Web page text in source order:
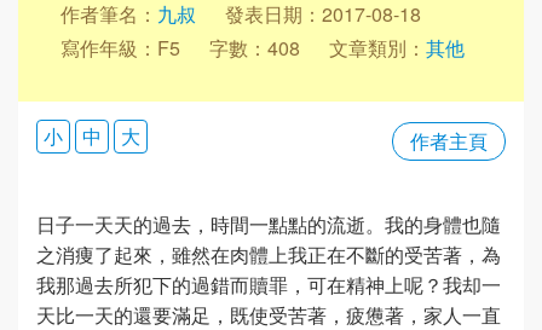
作者筆名： 九叔
發表日期：2017-08-18
寫作年級：F5
字數：408 文章類別： 其他
作者主頁
小 中 大
日子一天天的過去，時間一點點的流逝。我的身體也隨
之消痩了起來，雖然在肉體上我正在不斷的受苦著，為
我那過去所犯下的過錯而贖罪，可在精神上呢？我却一
天比一天的還要滿足，既使受苦著，疲憊著，家人一直